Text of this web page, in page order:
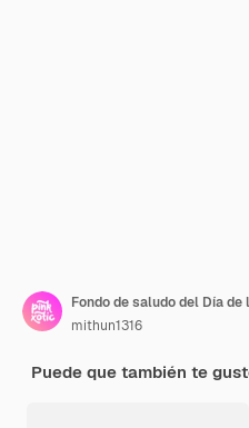
mithun1316
Puede que también te